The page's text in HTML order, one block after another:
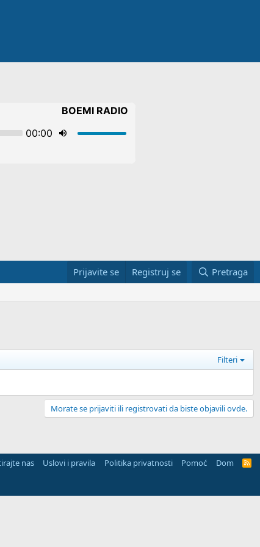
Prijavite se Registruj se Pretraga
Filteri
Morate se prijaviti ili registrovati da biste objavili ovde.
nas Uslovi i pravila Politika privatnosti Pomoć Dom
R